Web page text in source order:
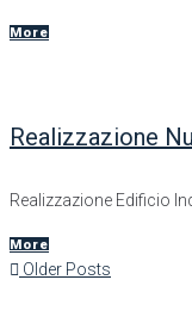
More
Realizzazione
Realizzazione Edificio
More
Older Posts